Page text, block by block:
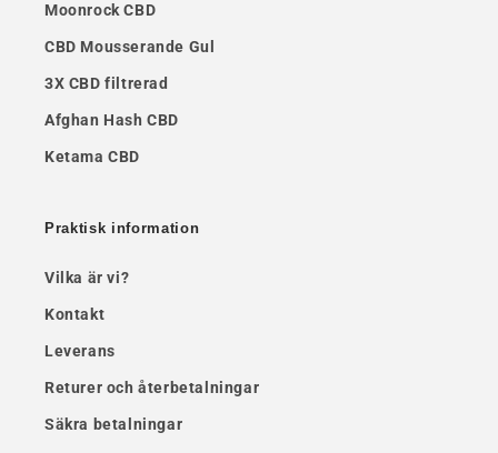
Moonrock CBD
CBD Mousserande Gul
3X CBD filtrerad
Afghan Hash CBD
Ketama CBD
Praktisk information
Vilka är vi?
Kontakt
Leverans
Returer och återbetalningar
Säkra betalningar